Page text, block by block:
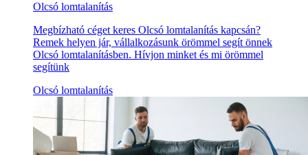
Olcsó lomtalanítás
Megbízható céget keres Olcsó lomtalanítás kapcsán?
Remek helyen jár, vállalkozásunk örömmel segít önnek
Olcsó lomtalanításben. Hívjon minket és mi örömmel
segítünk
Olcsó lomtalanítás